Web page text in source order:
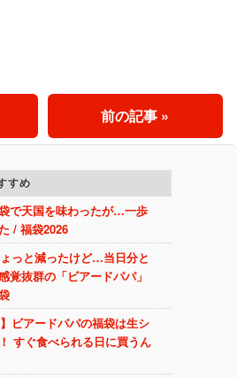
前の記事 »
すめ
で天国を味わったが…一歩
/ 福袋2026
ょっと減ったけど…当日分と
覚抜群の「ビアードパパ」
】ビアードパパの福袋は生シ
すぐ食べられる日に買うん